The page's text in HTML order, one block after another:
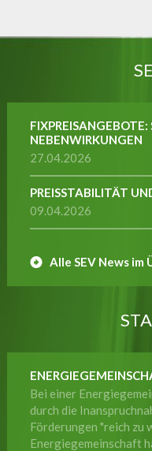
NEBENWIRKUNGEN
27.04.2026
PREISSTABILITÄT
09.04.2026
Alle SEV News im
Bei einer
durch die
Förderungen "reich zu
Energiegemeinschaft